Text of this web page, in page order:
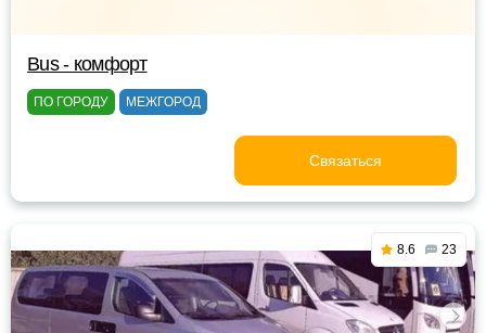
Bus - комфорт
ПО ГОРОДУ МЕЖГОРОД
Связаться
8.6 23